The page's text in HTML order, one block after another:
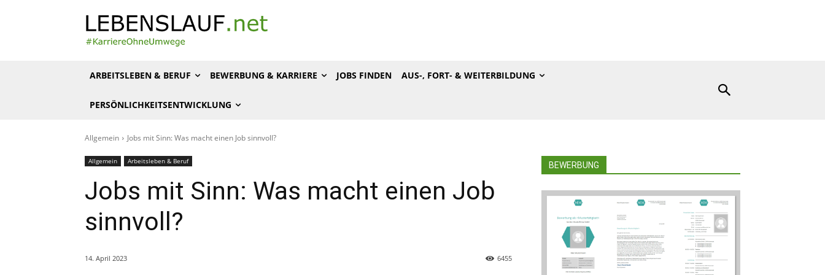
ARBEITSLEBEN & BERUF BEWERBUNG & KARRIERE JOBS FINDEN AUS-, FORT- & WEITERBILDUNG
PERSÖNLICHKEITSENTWICKLUNG
Allgemein Jobs mit Sinn: Was macht einen Job sinnvoll?
Allgemein Arbeitsleben & Beruf
Jobs mit Sinn: Was macht einen Job
sinnvoll?
14. April 2023 6455
BEWERBUNG